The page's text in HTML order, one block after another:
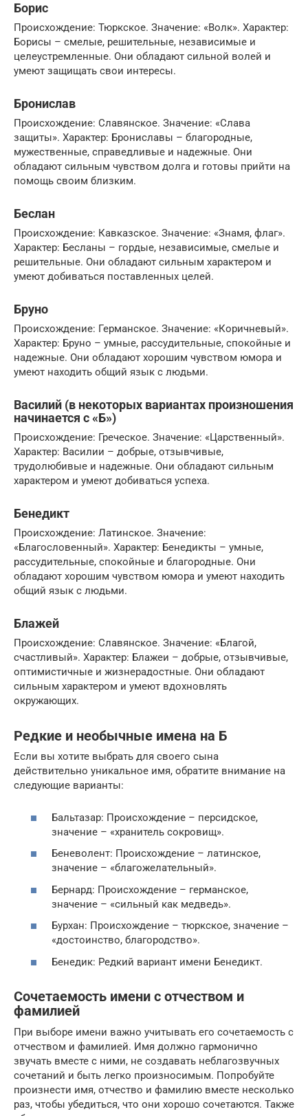
Борис
Происхождение: Тюркское. Значение: «Волк». Характер:
Борисы – смелые, решительные, независимые и
целеустремленные. Они обладают сильной волей и
умеют защищать свои интересы.
Бронислав
Происхождение: Славянское. Значение: «Слава
защиты». Характер: Брониславы – благородные,
мужественные, справедливые и надежные. Они
обладают сильным чувством долга и готовы прийти на
помощь своим близким.
Беслан
Происхождение: Кавказское. Значение: «Знамя, флаг».
Характер: Бесланы – гордые, независимые, смелые и
решительные. Они обладают сильным характером и
умеют добиваться поставленных целей.
Бруно
Происхождение: Германское. Значение: «Коричневый».
Характер: Бруно – умные, рассудительные, спокойные и
надежные. Они обладают хорошим чувством юмора и
умеют находить общий язык с людьми.
Василий (в некоторых вариантах произношения
начинается с «Б»)
Происхождение: Греческое. Значение: «Царственный».
Характер: Василии – добрые, отзывчивые,
трудолюбивые и надежные. Они обладают сильным
характером и умеют добиваться успеха.
Бенедикт
Происхождение: Латинское. Значение:
«Благословенный». Характер: Бенедикты – умные,
рассудительные, спокойные и благородные. Они
обладают хорошим чувством юмора и умеют находить
общий язык с людьми.
Блажей
Происхождение: Славянское. Значение: «Благой,
счастливый». Характер: Блажеи – добрые, отзывчивые,
оптимистичные и жизнерадостные. Они обладают
сильным характером и умеют вдохновлять
окружающих.
Редкие и необычные имена на Б
Если вы хотите выбрать для своего сына
действительно уникальное имя, обратите внимание на
следующие варианты:
Бальтазар: Происхождение – персидское,
значение – «хранитель сокровищ».
Беневолент: Происхождение – латинское,
значение – «благожелательный».
Бернард: Происхождение – германское,
значение – «сильный как медведь».
Бурхан: Происхождение – тюркское, значение –
«достоинство, благородство».
Бенедик: Редкий вариант имени Бенедикт.
Сочетаемость имени с отчеством и
фамилией
При выборе имени важно учитывать его сочетаемость с
отчеством и фамилией. Имя должно гармонично
звучать вместе с ними, не создавать неблагозвучных
сочетаний и быть легко произносимым. Попробуйте
произнести имя, отчество и фамилию вместе несколько
раз, чтобы убедиться, что они хорошо сочетаются. Также